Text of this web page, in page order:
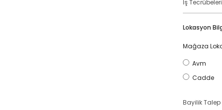
Lokasyon
Mağaza
Avm
Cadde
Talep